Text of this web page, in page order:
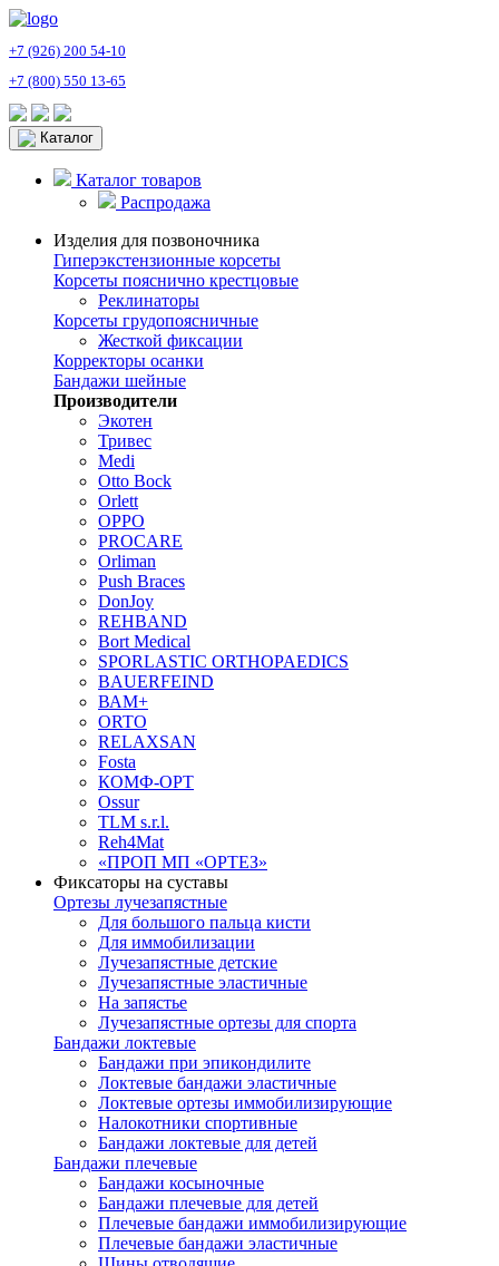
+7 (926) 200 54-10
+7 (800) 550 13-65
Каталог
Каталог товаров
Распродажа
Изделия для позвоночника
Гиперэкстензионные корсеты
Корсеты пояснично крестцовые
Реклинаторы
Корсеты грудопоясничные
Жесткой фиксации
Корректоры осанки
Бандажи шейные
Производители
Экотен
Тривес
Medi
Otto Bock
Orlett
OPPO
PROCARE
Orliman
Push Braces
DonJoy
REHBAND
Bort Medical
SPORLASTIC ORTHOPAEDICS
BAUERFEIND
ВАМ+
ORTO
RELAXSAN
Fosta
КОМФ-ОРТ
Ossur
TLM s.r.l.
Reh4Mat
«ПРОП МП «ОРТЕЗ»
Фиксаторы на суставы
Ортезы лучезапястные
Для большого пальца кисти
Для иммобилизации
Лучезапястные детские
Лучезапястные эластичные
На запястье
Лучезапястные ортезы для спорта
Бандажи локтевые
Бандажи при эпикондилите
Локтевые бандажи эластичные
Локтевые ортезы иммобилизирующие
Налокотники спортивные
Бандажи локтевые для детей
Бандажи плечевые
Бандажи косыночные
Бандажи плечевые для детей
Плечевые бандажи иммобилизирующие
Плечевые бандажи эластичные